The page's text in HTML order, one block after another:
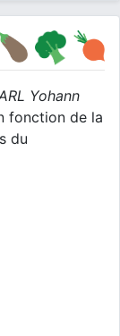
Yohann
fonction de la
du